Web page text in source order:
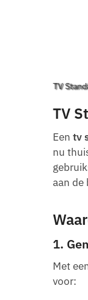
TV
TV
Een tv
nu
aan de
1.
Met
voor: